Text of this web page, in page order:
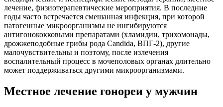
лечение, физиотерапевтические мероприятия. В последние
годы часто встречается смешанная инфекция, при которой
патогенные микроорганизмы не ингибируются
антигонококковыми препаратами (хламидии, трихомонады,
дрожжеподобные грибы рода Candida, ВПГ-2), другие
малочувствительны и поэтому, после излечения
воспалительный процесс в мочеполовых органах длительно
может поддерживаться другими микроорганизмами.
Местное лечение гонореи у мужчин